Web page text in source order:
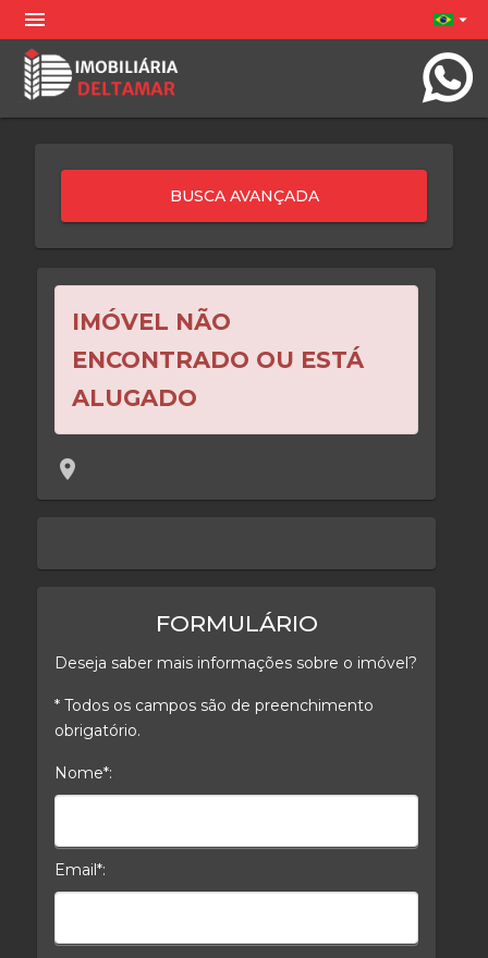
menu arrow_drop_down
IMÓVEL NÃO
ENCONTRADO OU ESTÁ
ALUGADO
location_on
FORMULÁRIO
Deseja saber mais informações sobre o imóvel?
* Todos os campos são de preenchimento
obrigatório.
Nome*:
Email*: